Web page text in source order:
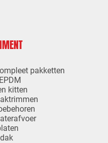
pakketten
kitten